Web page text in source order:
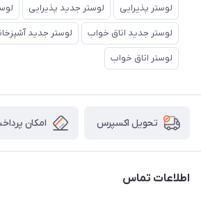
لوستر پذیرایی لوستر جدید پذیرایی
لوستر جدید اتاق خواب لوستر جدید
لوستر اتاق خواب
تحویل اکسپرس امکان
اطلاعات تماس